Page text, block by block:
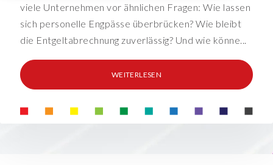
viele Unternehmen vor ähnlichen Fragen: Wie lassen
sich personelle Engpässe überbrücken? Wie bleibt
die Entgeltabrechnung zuverlässig? Und wie könne...
WEITERLESEN